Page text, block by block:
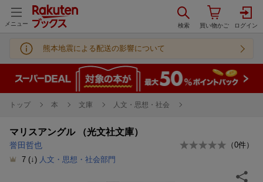
メニュー
熊本地震による配送の影響について
トップ 本 文庫 人文・思想・社会
マリスアングル （光文社文庫）
誉田哲也 （0件）
7 (↓) 人文・思想・社会部門